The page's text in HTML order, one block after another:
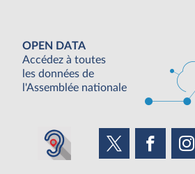
OPEN DATA
Accédez à toutes
les données de
l'Assemblée nationale